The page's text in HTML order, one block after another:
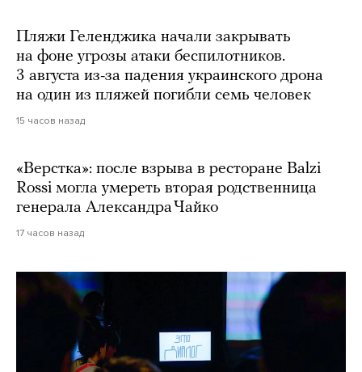
Пляжи Геленджика начали закрывать
на фоне угрозы атаки беспилотников.
3 августа из-за падения украинского дрона
на один из пляжей погибли семь человек
15 часов назад
«Верстка»: после взрыва в ресторане Balzi
Rossi могла умереть вторая родственница
генерала Александра Чайко
17 часов назад